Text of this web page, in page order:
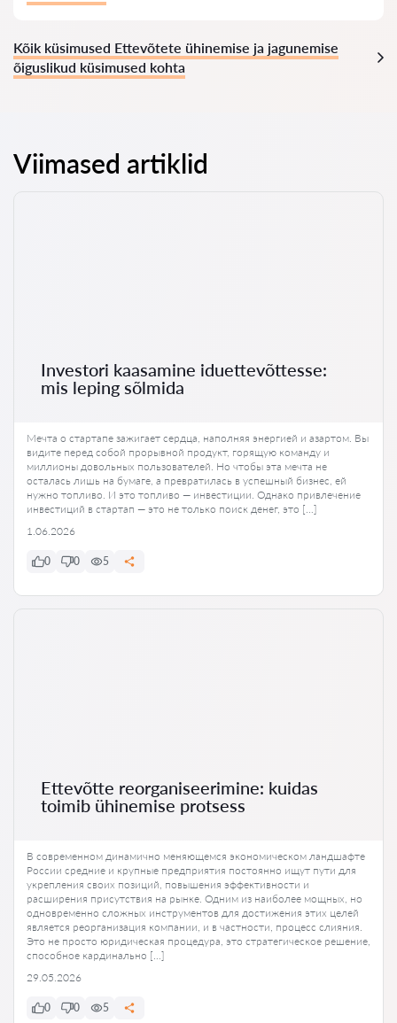
Kõik küsimused Ettevõtete ühinemise ja jagunemise
õiguslikud küsimused kohta
Viimased artiklid
Investori kaasamine iduettevõttesse:
mis leping sõlmida
Мечта о стартапе зажигает сердца, наполняя энергией и азартом. Вы
видите перед собой прорывной продукт, горящую команду и
миллионы довольных пользователей. Но чтобы эта мечта не
осталась лишь на бумаге, а превратилась в успешный бизнес, ей
нужно топливо. И это топливо — инвестиции. Однако привлечение
инвестиций в стартап — это не только поиск денег, это […]
1.06.2026
0 0 5
Ettevõtte reorganiseerimine: kuidas
toimib ühinemise protsess
В современном динамично меняющемся экономическом ландшафте
России средние и крупные предприятия постоянно ищут пути для
укрепления своих позиций, повышения эффективности и
расширения присутствия на рынке. Одним из наиболее мощных, но
одновременно сложных инструментов для достижения этих целей
является реорганизация компании, и в частности, процесс слияния.
Это не просто юридическая процедура, это стратегическое решение,
способное кардинально […]
29.05.2026
0 0 5